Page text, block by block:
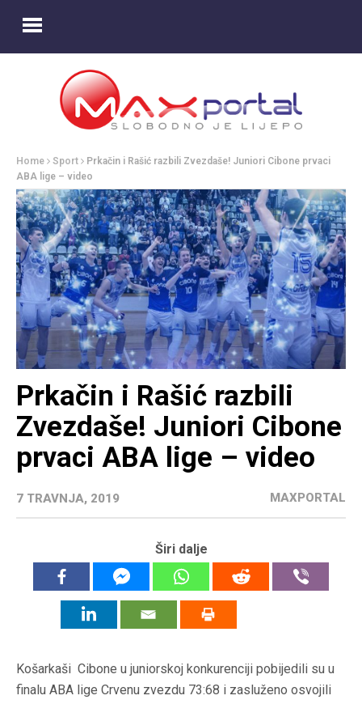
Home Sport
Prkačin i Rašić razbili Zvezdaše! Juniori Cibone prvaci
ABA lige – video
Prkačin i Rašić razbili
Zvezdaše! Juniori Cibone
prvaci ABA lige – video
7 TRAVNJA, 2019 MAXPORTAL
Širi dalje
Košarkaši Cibone u juniorskoj konkurenciji pobijedili su u
finalu ABA lige Crvenu zvezdu 73:68 i zasluženo osvojili